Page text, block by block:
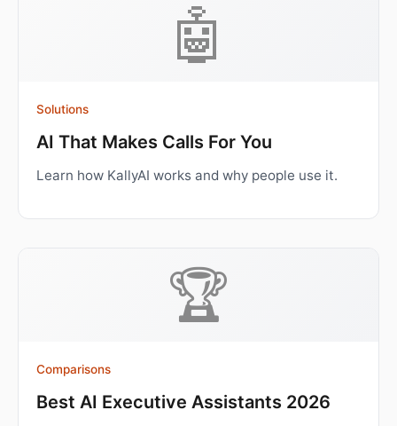
🤖
Solutions
AI That Makes Calls For You
Learn how KallyAI works and why people use it.
🏆
Comparisons
Best AI Executive Assistants 2026